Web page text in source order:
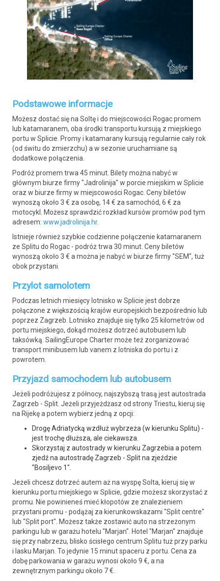
Podstawowe informacje
Możesz dostać się na Soltę i do miejscowości Rogac promem
lub katamaranem, oba środki transportu kursują z miejskiego
portu w Splicie. Promy i katamarany kursują regularnie cały rok
(od świtu do zmierzchu) a w sezonie uruchamiane są
dodatkowe połączenia.
Podróż promem trwa 45 minut. Bilety można nabyć w
głównym biurze firmy "Jadrolinija" w porcie miejskim w Splicie
oraz w biurze firmy w miejscowości Rogac. Ceny biletów
wynoszą około 3 € za osobę, 14 € za samochód, 6 € za
motocykl. Możesz sprawdzić rozkład kursów promów pod tym
adresem: www.jadrolinija.hr.
Istnieje również szybkie codzienne połączenie katamaranem
ze Splitu do Rogac - podróż trwa 30 minut. Ceny biletów
wynoszą około 3 € a można je nabyć w biurze firmy "SEM", tuż
obok przystani.
Przylot samolotem
Podczas letnich miesięcy lotnisko w Splicie jest dobrze
połączone z większością krajów europejskich bezpośrednio lub
poprzez Zagrzeb. Lotnisko znajduje się tylko 25 kilometrów od
portu miejskiego, dokąd możesz dotrzeć autobusem lub
taksówką. SailingEurope Charter może też zorganizować
transport minibusem lub vanem z lotniska do portu i z
powrotem.
Przyjazd samochodem lub autobusem
Jeżeli podróżujesz z północy, najszybszą trasą jest autostrada
Zagrzeb - Split. Jeżeli przyjeżdżasz od strony Triestu, kieruj się
na Rijekę a potem wybierz jedną z opcji:
Drogę Adriatycką wzdłuż wybrzeża (w kierunku Splitu) -
jest trochę dłuższa, ale ciekawsza.
Skorzystaj z autostrady w kierunku Zagrzebia a potem
zjedź na autostradę Zagrzeb - Split na zjeździe
"Bosiljevo 1".
Jeżeli chcesz dotrzeć autem aż na wyspę Solta, kieruj się w
kierunku portu miejskiego w Splicie, gdzie możesz skorzystać z
promu. Nie powinieneś mieć kłopotów ze znalezieniem
przystani promu - podążaj za kierunkowskazami "Split centre"
lub "Split port". Możesz także zostawić auto na strzeżonym
parkingu lub w garażu hotelu "Marjan". Hotel "Marjan" znajduje
się przy nabrzeżu, blisko ścisłego centrum Splitu tuż przy parku
i lasku Marjan. To jedynie 15 minut spaceru z portu. Cena za
dobę parkowania w garażu wynosi około 9 €, a na
zewnętrznym parkingu około 7 €.